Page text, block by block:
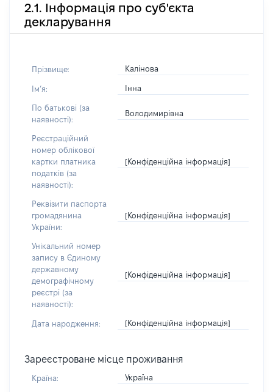
2.1. Інформація про суб'єкта
декларування
Прізвище: Калінова
Імʼя: Інна
По батькові (за
наявності):
Володимирівна
Реєстраційний
номер облікової
картки платника
податків (за
наявності):
[Конфіденційна інформація]
Реквізити паспорта
громадянина
України:
[Конфіденційна інформація]
Унікальний номер
запису в Єдиному
державному
демографічному
реєстрі (за
наявності):
[Конфіденційна інформація]
Дата народження: [Конфіденційна інформація]
Зареєстроване місце проживання
Країна: Україна